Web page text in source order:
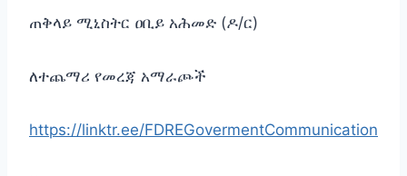
ጠቅላይ ሚኒስትር ዐቢይ አሕመድ (ዶ/ር)
ለተጨማሪ የመረጃ አማራጮች
https://linktr.ee/FDREGovermentCommunication